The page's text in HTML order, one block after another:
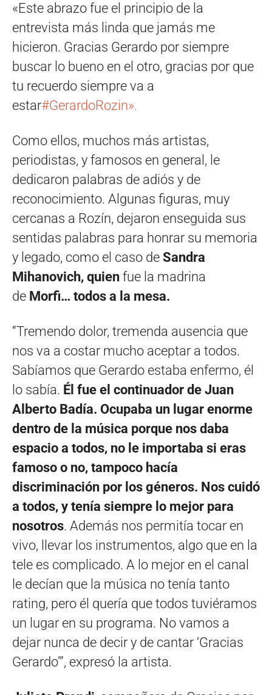
«Este abrazo fue el principio de la
entrevista más linda que jamás me
hicieron. Gracias Gerardo por siempre
buscar lo bueno en el otro, gracias por que
tu recuerdo siempre va a
estar#GerardoRozin».
Como ellos, muchos más artistas,
periodistas, y famosos en general, le
dedicaron palabras de adiós y de
reconocimiento. Algunas figuras, muy
cercanas a Rozín, dejaron enseguida sus
sentidas palabras para honrar su memoria
y legado, como el caso de Sandra
Mihanovich, quien fue la madrina
de Morfi… todos a la mesa.
“Tremendo dolor, tremenda ausencia que
nos va a costar mucho aceptar a todos.
Sabíamos que Gerardo estaba enfermo, él
lo sabía. Él fue el continuador de Juan
Alberto Badía. Ocupaba un lugar enorme
dentro de la música porque nos daba
espacio a todos, no le importaba si eras
famoso o no, tampoco hacía
discriminación por los géneros. Nos cuidó
a todos, y tenía siempre lo mejor para
nosotros. Además nos permitía tocar en
vivo, llevar los instrumentos, algo que en la
tele es complicado. A lo mejor en el canal
le decían que la música no tenía tanto
rating, pero él quería que todos tuviéramos
un lugar en su programa. No vamos a
dejar nunca de decir y de cantar ‘Gracias
Gerardo’”, expresó la artista.